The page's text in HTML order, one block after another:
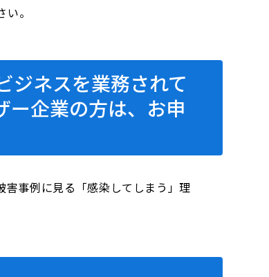
。
ジネスを業務されて
ー企業の方は、お申
事例に見る「感染してしまう」理